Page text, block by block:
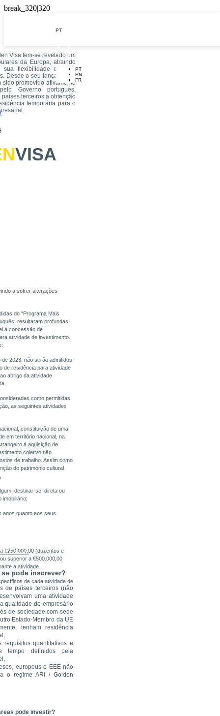
PT

PT
EN
FR
Visa tem-se revelado um
da Europa, atraindo
sua flexibilidade e pelas
Desde o seu lançamento,
sido promovido ativamente
Governo português,
terceiros a obtenção
temporária para o
VISA
a sofrer alterações
do “Programa Mais
resultaram profundas
à concessão de
atividade de investimento.
2023, não serão admitidos
de residência para atividade
abrigo da atividade
como permitidas
as seguintes atividades
constituição de uma
em território nacional, na
à aquisição de
coletivo não
de trabalho. Assim como
do património cultural
destinar-se, direta ou
imobiliário;
anos quanto aos seus
€250.000,00 (duzentos e
superior a €500.000,00
a atividade.
de cada atividade de
Manual GV
pode inscrever?
de países terceiros (não
uma atividade
qualidade de empresário
de sociedade com sede
Estado-Membro da UE
tenham residência
requisitos quantitativos e
tempo definidos pela
europeus e EEE não
o regime ARI / Golden
pode investir?